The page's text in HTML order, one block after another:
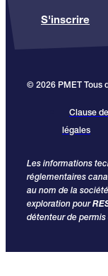
S'inscrire
© 2026 PMET Tous
Clause
légales
Les informations
réglementaires
au nom de la
exploration pour
détenteur de permis